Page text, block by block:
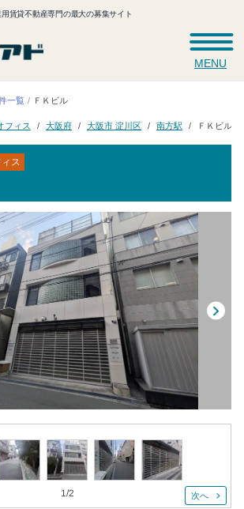
賃貸不動産専門の最大の募集サイト
MENU
一覧 ＦＫビル
フィス 大阪府 大阪市 淀川区 南方駅 ＦＫビル
ス
1/2 次へ